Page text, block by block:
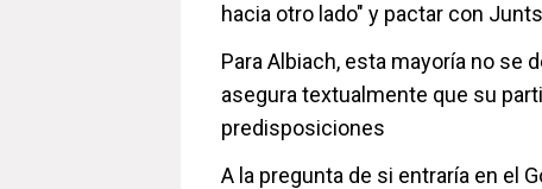
hacia otro lado" y pactar con
Para Albiach, esta mayoría no se
asegura textualmente que su
predisposiciones
A la pregunta de si entraría en el